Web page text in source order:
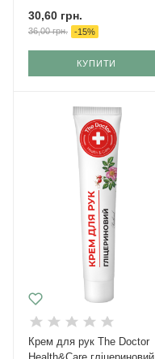
30,60 грн.
36,00грн. -15%
КУПИТИ
Крем для рук The Doctor